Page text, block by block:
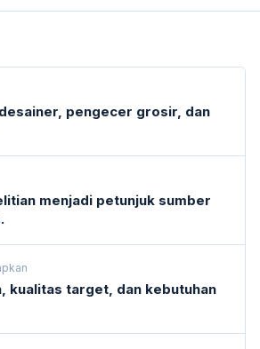
pengecer grosir, dan
menjadi petunjuk sumber
kualitas target, dan kebutuhan